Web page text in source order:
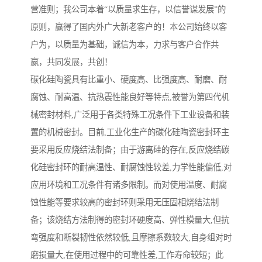
营准则；我公司本着“以质量求生存，以信誉谋发展”的
原则，赢得了国内外广大新老客户的！本公司始终以客
户为，以质量为基础，诚信为本，力求与客户合作共
赢，共同发展，共创！
碳化硅陶瓷具有比重小、硬度高、比强度高、耐磨、耐
腐蚀、耐高温、抗热震性能良好等特点,被誉为第四代机
械密封材料,广泛用于各类特殊工况条件下工业设备和装
置的机械密封。目前,工业化生产的碳化硅陶瓷密封环主
要采用反应烧结法制备；由于游离硅的存在,反应烧结碳
化硅密封环的耐高温性、耐腐蚀性较差,力学性能偏低,对
应用环境和工况条件有诸多限制。而对使用温度、耐腐
蚀性能等要求较高的密封环则采用无压固相烧结法制
备；该烧结方法制得的密封环硬度高、弹性模量大,但抗
弯强度和断裂韧性依然较低,且摩擦系数较大,自身组对时
磨损量大,在使用过程中的可靠性差,工作寿命较短；此